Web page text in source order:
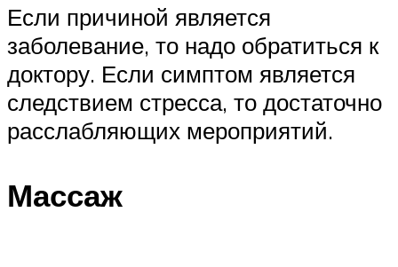
Если причиной является
заболевание, то надо обратиться к
доктору. Если симптом является
следствием стресса, то достаточно
расслабляющих мероприятий.
Массаж